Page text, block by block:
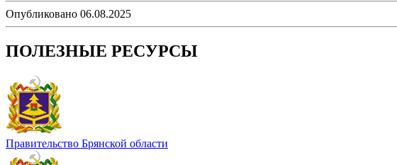
Опубликовано 06.08.2025
ПОЛЕЗНЫЕ РЕСУРСЫ
Правительство Брянской области